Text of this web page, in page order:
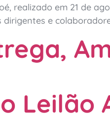
realizado em 21 de
e
Leilão